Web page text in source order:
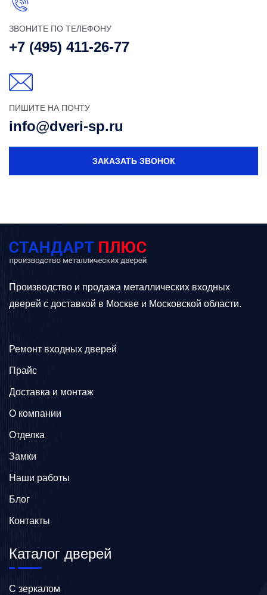
ЗВОНИТЕ ПО ТЕЛЕФОНУ
+7 (495) 411-26-77
ПИШИТЕ НА ПОЧТУ
info@dveri-sp.ru
ЗАКАЗАТЬ ЗВОНОК
Производство и продажа металлических входных
дверей с доставкой в Москве и Московской области.
Ремонт входных дверей
Прайс
Доставка и монтаж
О компании
Отделка
Замки
Наши работы
Блог
Контакты
Каталог дверей
C зеркалом